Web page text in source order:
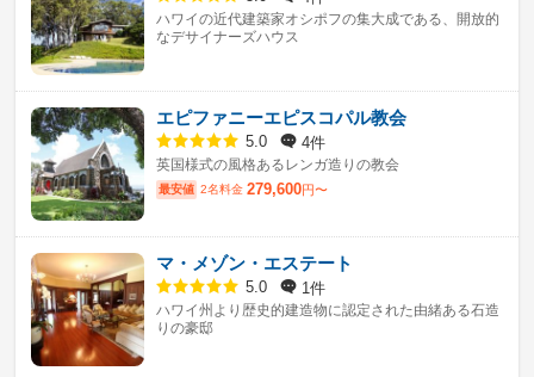
ハワイの近代建築家オシポフの集大成である、開放的
なデサイナーズハウス
エピファニーエピスコパル教会
5.0 4件
英国様式の風格あるレンガ造りの教会
最安値 2名料金 279,600円〜
マ・メゾン・エステート
5.0 1件
ハワイ州より歴史的建造物に認定された由緒ある石造
りの豪邸